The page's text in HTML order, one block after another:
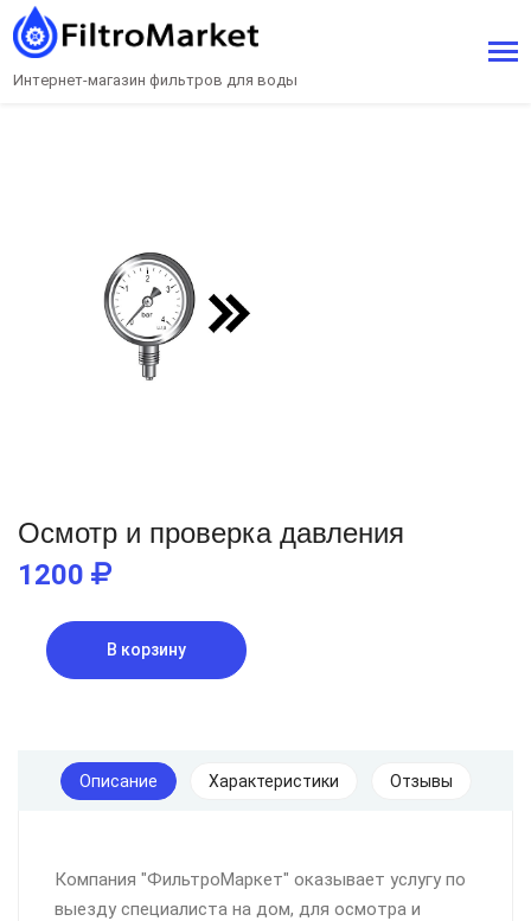
Интернет-магазин фильтров для воды
Осмотр и проверка давления
1200
В корзину
Описание Характеристики Отзывы
Компания "ФильтроМаркет" оказывает услугу по
выезду специалиста на дом, для осмотра и